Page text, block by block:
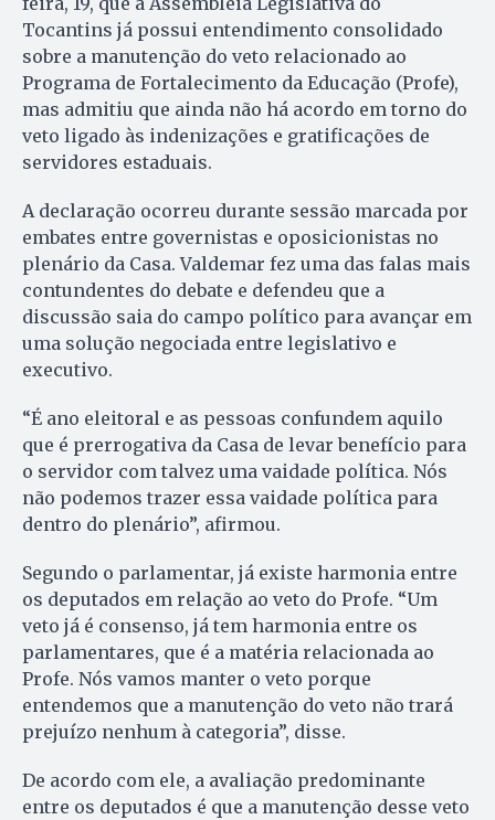
Tocantins já possui entendimento consolidado
sobre a manutenção do veto relacionado ao
Programa de Fortalecimento da Educação (Profe),
mas admitiu que ainda não há acordo em torno do
veto ligado às indenizações e gratificações de
servidores estaduais.
A declaração ocorreu durante sessão marcada por
embates entre governistas e oposicionistas no
plenário da Casa. Valdemar fez uma das falas mais
contundentes do debate e defendeu que a
discussão saia do campo político para avançar em
uma solução negociada entre legislativo e
executivo.
“É ano eleitoral e as pessoas confundem aquilo
que é prerrogativa da Casa de levar benefício para
o servidor com talvez uma vaidade política. Nós
não podemos trazer essa vaidade política para
dentro do plenário”, afirmou.
Segundo o parlamentar, já existe harmonia entre
os deputados em relação ao veto do Profe. “Um
veto já é consenso, já tem harmonia entre os
parlamentares, que é a matéria relacionada ao
Profe. Nós vamos manter o veto porque
entendemos que a manutenção do veto não trará
prejuízo nenhum à categoria”, disse.
De acordo com ele, a avaliação predominante
entre os deputados é que a manutenção desse veto